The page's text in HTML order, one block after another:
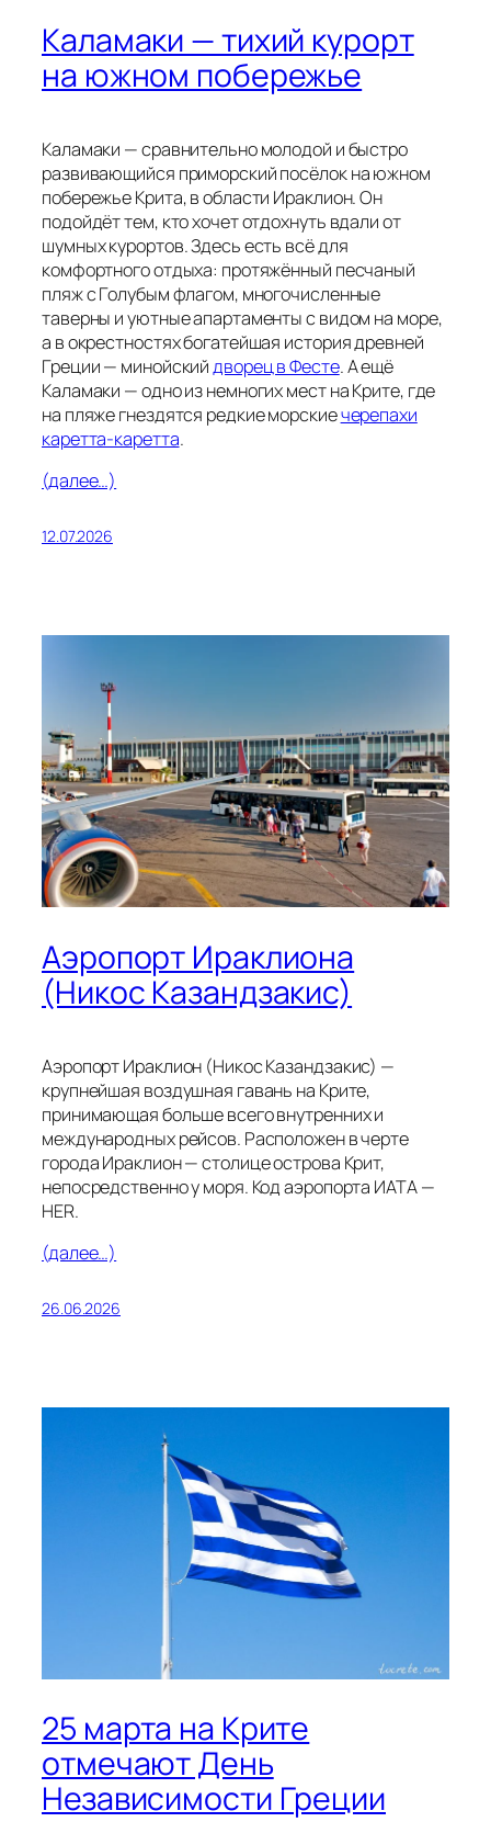
Каламаки — тихий курорт
на южном побережье
Каламаки — сравнительно молодой и быстро
развивающийся приморский посёлок на южном
побережье Крита, в области Ираклион. Он
подойдёт тем, кто хочет отдохнуть вдали от
шумных курортов. Здесь есть всё для
комфортного отдыха: протяжённый песчаный
пляж с Голубым флагом, многочисленные
таверны и уютные апартаменты с видом на море,
а в окрестностях богатейшая история древней
Греции — минойскийдворец в Фесте. А ещё
Каламаки — одно из немногих мест на Крите, где
на пляже гнездятся редкие морскиечерепахи
каретта-каретта.
(далее…)
12.07.2026
Аэропорт Ираклиона
(Никос Казандзакис)
Аэропорт Ираклион (Никос Казандзакис) —
крупнейшая воздушная гавань на Крите,
принимающая больше всего внутренних и
международных рейсов. Расположен в черте
города Ираклион — столице острова Крит,
непосредственно у моря. Код аэропорта ИАТА —
HER.
(далее…)
26.06.2026
25 марта на Крите
отмечают День
Независимости Греции